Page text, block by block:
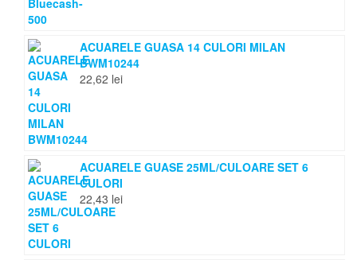
ACUARELE GUASA 14 CULORI MILAN
BWM10244
22,62 lei
ACUARELE GUASE 25ML/CULOARE SET 6
CULORI
22,43 lei